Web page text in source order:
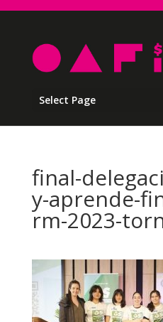
Select Page
final-
y-aprende-
rm-2023-